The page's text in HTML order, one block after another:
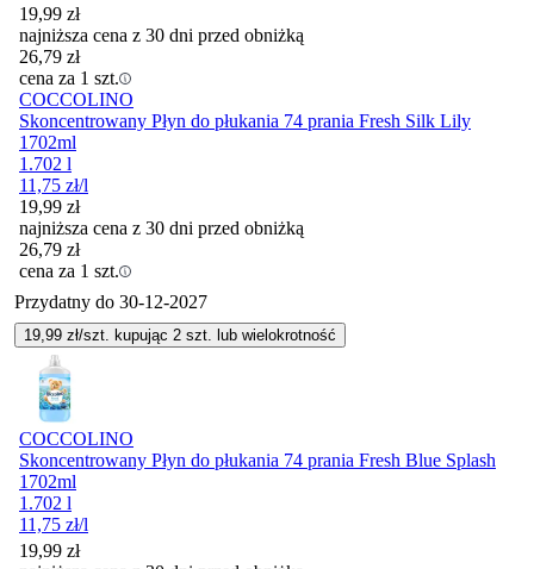
19,99 zł
najniższa cena z 30 dni przed obniżką
26,79 zł
cena za 1 szt.
COCCOLINO
Skoncentrowany Płyn do płukania 74 prania Fresh Silk Lily
1702ml
1.702 l
11,75 zł/l
19,99 zł
najniższa cena z 30 dni przed obniżką
26,79 zł
cena za 1 szt.
Przydatny do 30-12-2027
19,99 zł/szt. kupując 2 szt. lub wielokrotność
COCCOLINO
Skoncentrowany Płyn do płukania 74 prania Fresh Blue Splash
1702ml
1.702 l
11,75 zł/l
19,99 zł